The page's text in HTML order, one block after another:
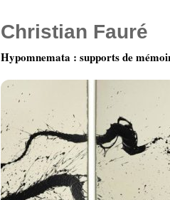
Christian Fauré
Hypomnemata : supports de